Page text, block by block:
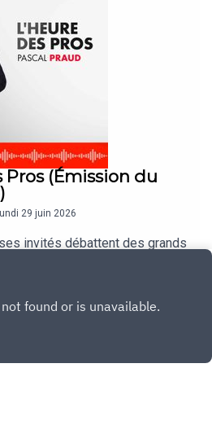
Pros (Émission du
lundi 29 juin 2026
invités débattent des grands